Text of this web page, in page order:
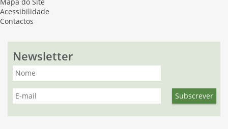
Mapa do Site
Acessibilidade
Contactos
Newsletter